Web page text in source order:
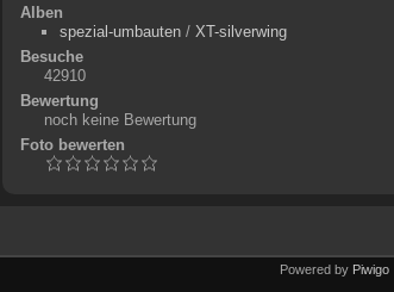
Alben
spezial-umbauten/ XT-silverwing
Besuche
42910
Bewertung
noch keine Bewertung
Foto bewerten
Powered by Piwigo